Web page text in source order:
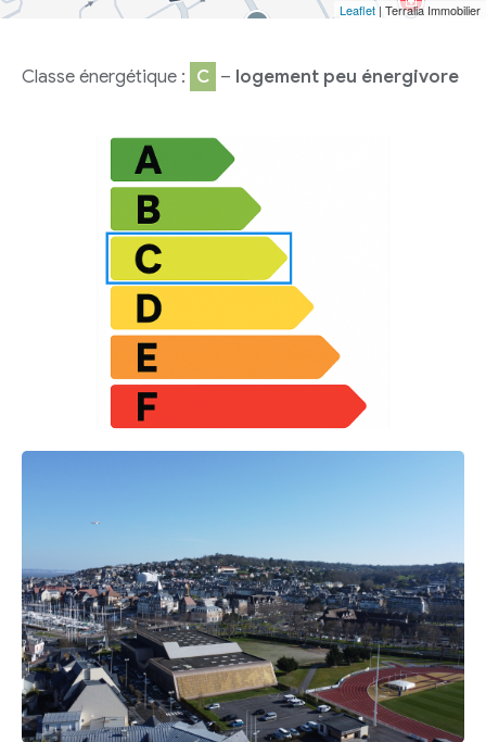
Leaflet | Terralia Immobilier
Classe énergétique : C – logement peu énergivore